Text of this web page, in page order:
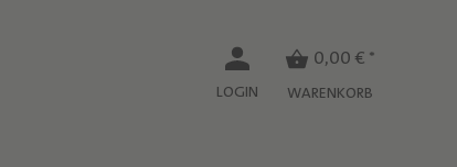
LOGIN
0,00 € *
WARENKORB